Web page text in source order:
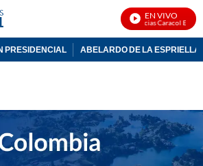
EN VIVO
Noticias Caracol En Vivo
PRESIDENCIAL ABELARDO DE LA ESPRIELLA